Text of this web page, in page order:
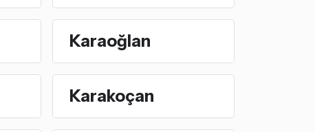
Karaoğlan
Karakoçan